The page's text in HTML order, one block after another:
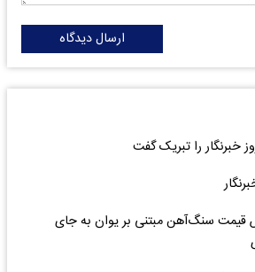
ارسال دیدگاه
خبرنگار را تبریک گفت
قیمت سنگ‌آهن مبتنی بر یوان به جای